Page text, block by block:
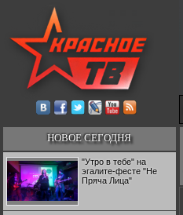
НОВОЕ СЕГОДНЯ
"Утро в тебе" на
эгалите-фесте "Не
Пряча Лица"